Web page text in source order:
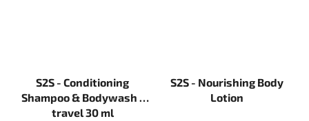
S2S - Conditioning
Shampoo & Bodywash -
travel 30 ml
S2S - Nourishing Body
Lotion